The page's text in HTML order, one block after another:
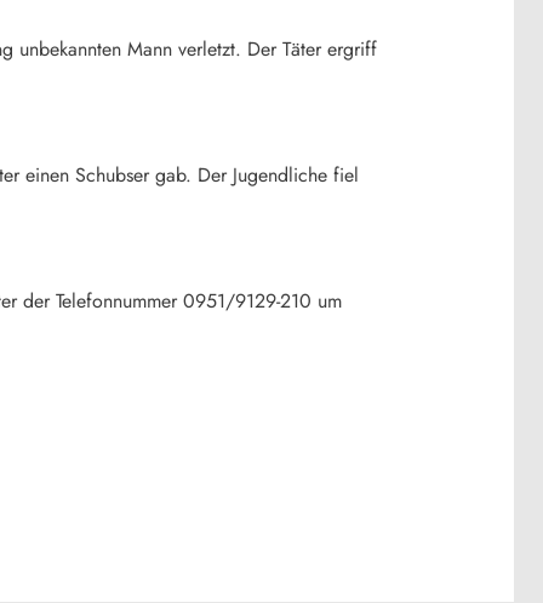
unbekannten Mann verletzt. Der Täter ergriff
einen Schubser gab. Der Jugendliche fiel
der Telefonnummer 0951/9129-210 um